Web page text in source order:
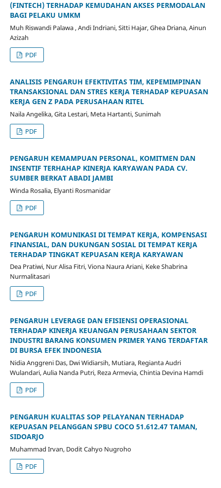
(FINTECH) TERHADAP KEMUDAHAN AKSES PERMODALAN
BAGI PELAKU UMKM
Muh Riswandi Palawa , Andi Indriani, Sitti Hajar, Ghea Driana, Ainun
Azizah
PDF
ANALISIS PENGARUH EFEKTIVITAS TIM, KEPEMIMPINAN
TRANSAKSIONAL DAN STRES KERJA TERHADAP KEPUASAN
KERJA GEN Z PADA PERUSAHAAN RITEL
Naila Angelika, Gita Lestari, Meta Hartanti, Sunimah
PDF
PENGARUH KEMAMPUAN PERSONAL, KOMITMEN DAN
INSENTIF TERHAHAP KINERJA KARYAWAN PADA CV.
SUMBER BERKAT ABADI JAMBI
Winda Rosalia, Elyanti Rosmanidar
PDF
PENGARUH KOMUNIKASI DI TEMPAT KERJA, KOMPENSASI
FINANSIAL, DAN DUKUNGAN SOSIAL DI TEMPAT KERJA
TERHADAP TINGKAT KEPUASAN KERJA KARYAWAN
Dea Pratiwi, Nur Alisa Fitri, Viona Naura Ariani, Keke Shabrina
Nurmalitasari
PDF
PENGARUH LEVERAGE DAN EFISIENSI OPERASIONAL
TERHADAP KINERJA KEUANGAN PERUSAHAAN SEKTOR
INDUSTRI BARANG KONSUMEN PRIMER YANG TERDAFTAR
DI BURSA EFEK INDONESIA
Nidia Anggreni Das, Dwi Widiarsih, Mutiara, Regianta Audri
Wulandari, Aulia Nanda Putri, Reza Armevia, Chintia Devina Hamdi
PDF
PENGARUH KUALITAS SOP PELAYANAN TERHADAP
KEPUASAN PELANGGAN SPBU COCO 51.612.47 TAMAN,
SIDOARJO
Muhammad Irvan, Dodit Cahyo Nugroho
PDF